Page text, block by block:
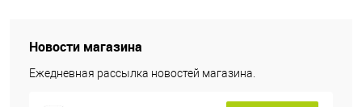
Новости магазина
Ежедневная рассылка новостей магазина.